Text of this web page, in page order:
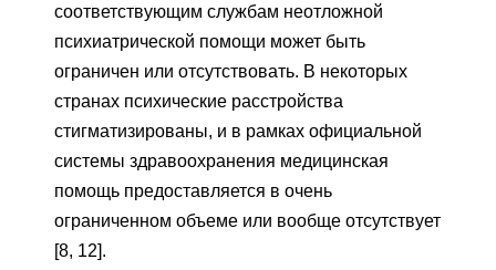
соответствующим службам неотложной
психиатрической помощи может быть
ограничен или отсутствовать. В некоторых
странах психические расстройства
стигматизированы, и в рамках официальной
системы здравоохранения медицинская
помощь предоставляется в очень
ограниченном объеме или вообще отсутствует
[8, 12].